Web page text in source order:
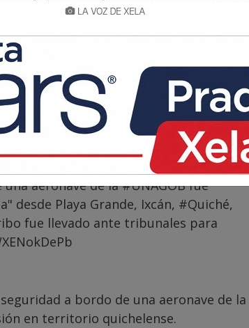
el traslado hacia la ciudad de
por la justicia de Estados
Grande, Ixcán, Quiché, durante un
General de Análisis de Información
su detención, se convierte en el
que va de 2026.
una aeronave de la#UNAGOBfue
desde Playa Grande, Ixcán, #Quiché,
fue llevado ante tribunales para
a bordo de una aeronave de la
en territorio quichelense.